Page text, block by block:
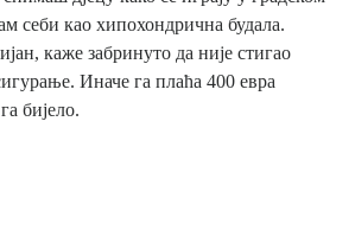
себи као хипохондрична будала.
каже забринуто да није стигао
Иначе га плаћа 400 евра
бијело.